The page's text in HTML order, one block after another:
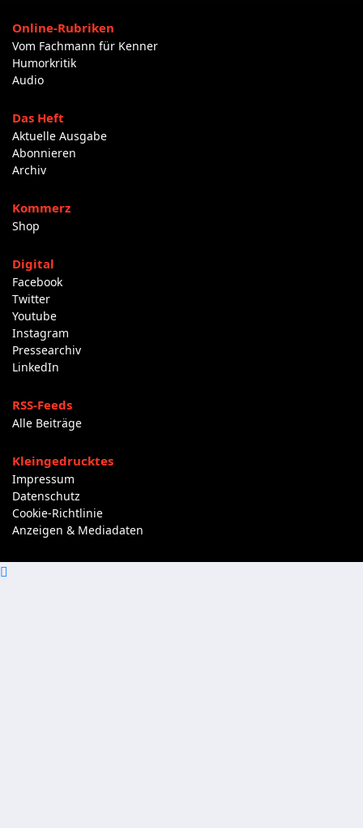
Online-Rubriken
Vom Fachmann für Kenner
Humorkritik
Audio
Das Heft
Aktuelle Ausgabe
Abonnieren
Archiv
Kommerz
Shop
Digital
Facebook
Twitter
Youtube
Instagram
Pressearchiv
LinkedIn
RSS-Feeds
Alle Beiträge
Kleingedrucktes
Impressum
Datenschutz
Cookie-Richtlinie
Anzeigen & Mediadaten